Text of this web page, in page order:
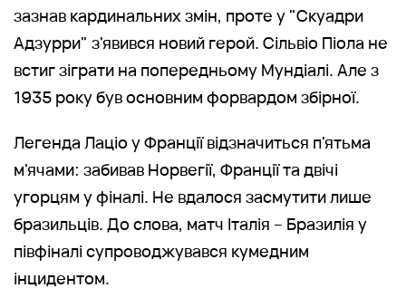
зазнав кардинальних змін, проте у "Скуадри
Адзурри" з'явився новий герой. Сільвіо Піола не
встиг зіграти на попередньому Мундіалі. Але з
1935 року був основним форвардом збірної.
Легенда Лаціо у Франції відзначиться п'ятьма
м'ячами: забивав Норвегії, Франції та двічі
угорцям у фіналі. Не вдалося засмутити лише
бразильців. До слова, матч Італія – Бразилія у
півфіналі супроводжувався кумедним
інцидентом.